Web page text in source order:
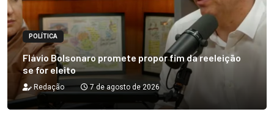
POLÍTICA
Flávio Bolsonaro promete propor fim da reeleição
se for eleito
Redação 7 de agosto de 2026